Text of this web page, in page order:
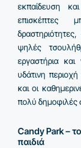
εκπαίδευση
επισκέπτες
ψηλές
εργαστήρια
υδάτινη
και οι
πολύ δημοφιλές
Candy Park –
παιδιά